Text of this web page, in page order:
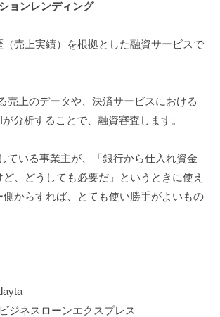
ョンレンディング
（売上実績）を根拠とした融資サービスで
売上のデータや、決済サービスにおける
分析することで、融資審査します。
ている事業主が、「銀行から仕入れ資金
、どうしても必要だ」というときに使え
側からすれば、とても使い勝手がよいもの
ジネスローンエクスプレス